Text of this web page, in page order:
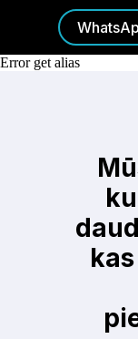
Error get alias